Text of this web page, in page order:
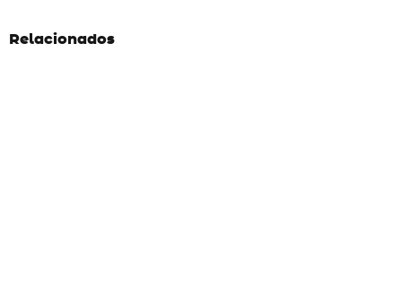
Relacionados